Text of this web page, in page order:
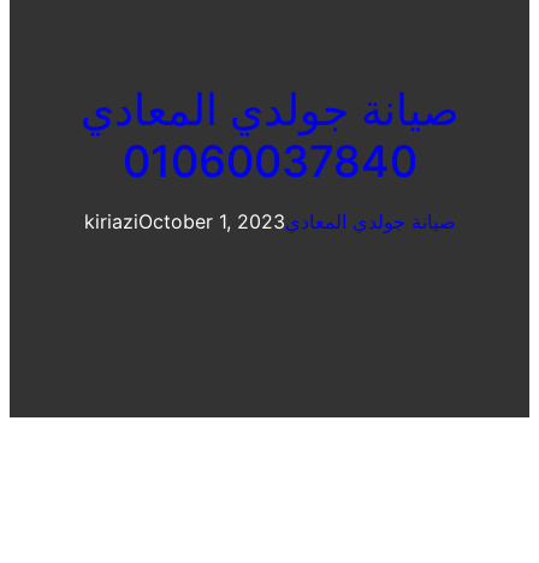
صيانة جولدي المعادي
01060037840
kiriaziOctober 1, 2023صيانة جولدي المعادي